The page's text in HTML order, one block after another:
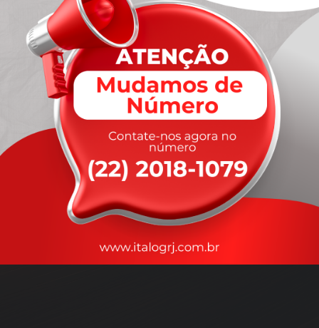
rapidez
que você precisa,
com a qualidade que vocêmerece.
Nossos motoristas são treinados para garantir a máxima
durante o transporte, com rastreamento em tempo real.